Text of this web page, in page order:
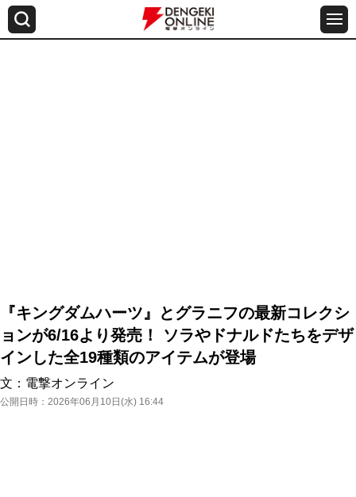
『キングダムハーツ』とグラニフの最新コレクシ
ョンが6/16より発売！ ソラやドナルドたちをデザ
インした全19種類のアイテムが登場
文： 電撃オンライン
公開日時： 2026年06月10日(水) 16:44